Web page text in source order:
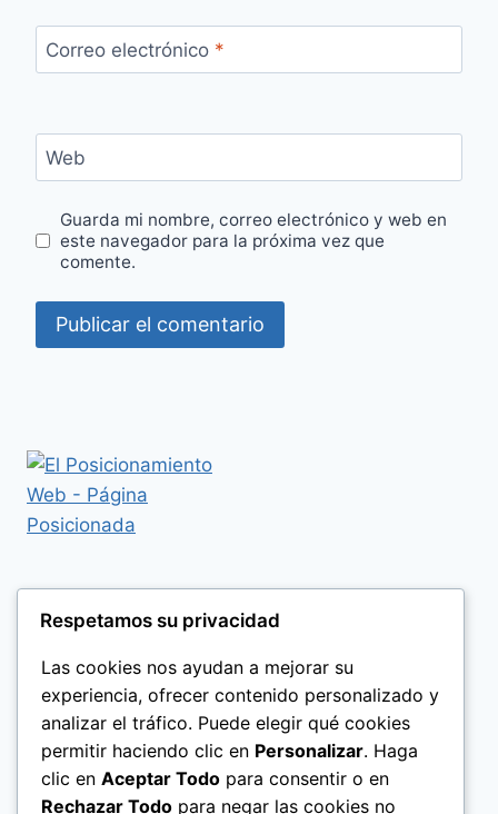
Correo electrónico *
Web
Guarda mi nombre, correo electrónico y web en
este navegador para la próxima vez que
comente.
Respetamos su privacidad
Las cookies nos ayudan a mejorar su
experiencia, ofrecer contenido personalizado y
analizar el tráfico. Puede elegir qué cookies
permitir haciendo clic en Personalizar. Haga
clic en Aceptar Todo para consentir o en
Rechazar Todo para negar las cookies no